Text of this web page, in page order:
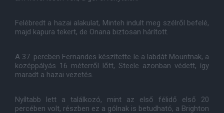
Felébredt a hazai alakulat, Minteh indult meg szélről befelé,
majd kapura tekert, de Onana biztosan hárított.
A 37. percben Fernandes készítette le a labdát Mountnak, a
középpályás 16 méterről lőtt, Steele azonban védett, így
maradt a hazai vezetés.
Nyíltabb lett a találkozó, mint az első félidő első 20
percében volt, részben ez a gólnak is betudható, a Brighton